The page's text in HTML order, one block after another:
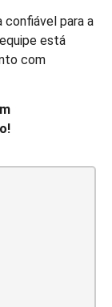
para a
está
com